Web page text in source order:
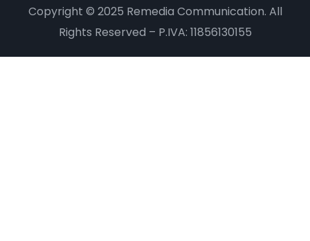
Copyright © 2025 Remedia Communication. All
Rights Reserved – P.IVA: 11856130155